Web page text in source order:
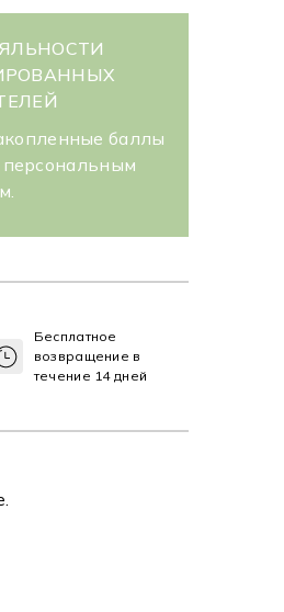
баллы
Бесплатное
возвращение в
течение 14 дней